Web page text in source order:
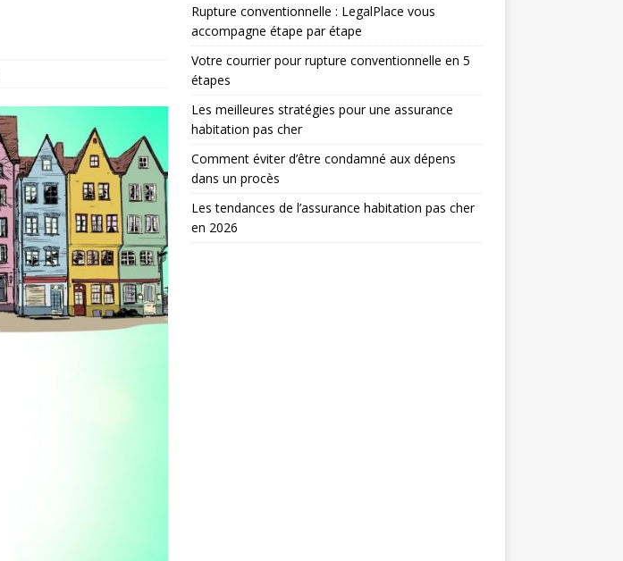
Rupture conventionnelle : LegalPlace vous
accompagne étape par étape
Votre courrier pour rupture conventionnelle en 5
étapes
Les meilleures stratégies pour une assurance
habitation pas cher
Comment éviter d’être condamné aux dépens
dans un procès
Les tendances de l’assurance habitation pas cher
en 2026